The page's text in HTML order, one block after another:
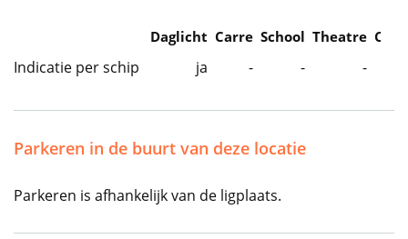
Daglicht Carre School Theatre
Indicatie per schip ja - - -
Parkeren in de buurt van deze locatie
Parkeren is afhankelijk van de ligplaats.